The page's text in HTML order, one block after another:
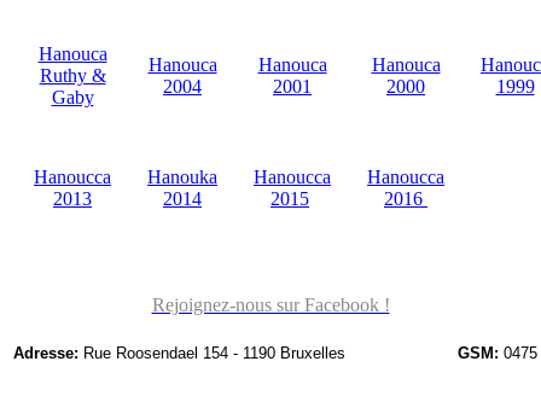
Hanouca
Ruthy &
Gaby
Hanouca
2004
Hanouca
2001
Hanouca
2000
1999
Hanoucca
2013
Hanouka
2014
Hanoucca
2015
Hanoucca
2016
Rejoignez-nous sur Facebook !
Adresse: Rue Roosendael 154 - 1190 Bruxelles GSM: